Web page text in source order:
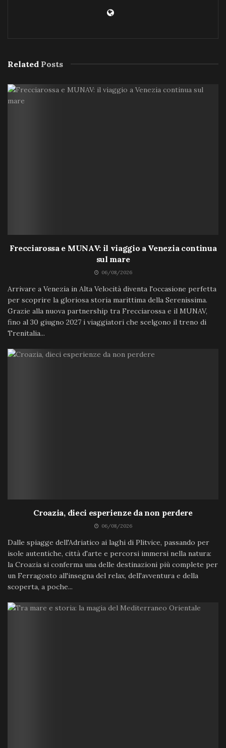
Related Posts
Frecciarossa e MUNAV: il viaggio a Venezia continua
sul mare
06/08/2026
Arrivare a Venezia in Alta Velocità diventa l'occasione perfetta
per scoprire la gloriosa storia marittima della Serenissima.
Grazie alla nuova partnership tra Frecciarossa e il MUNAV,
fino al 30 giugno 2027 i viaggiatori che scelgono il treno di
Trenitalia...
Croazia, dieci esperienze da non perdere
06/08/2026
Dalle spiagge dell'Adriatico ai laghi di Plitvice, passando per
isole autentiche, città d'arte e percorsi immersi nella natura:
la Croazia si conferma una delle destinazioni più complete per
un Ferragosto all'insegna del relax, dell'avventura e della
scoperta, a poche...